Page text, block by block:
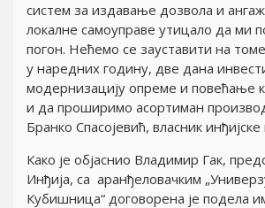
систем за издавање дозвола и
локалне самоуправе утицало да ми
погон. Нећемо се зауставити на
у наредних годину, две дана
модернизацију опреме и повећање
и да проширимо асортиман
Бранко Спасојевић, власник
Како је објаснио Владимир Гак,
Инђија, са аранђеловачким
Кубишница“ договорена је подела